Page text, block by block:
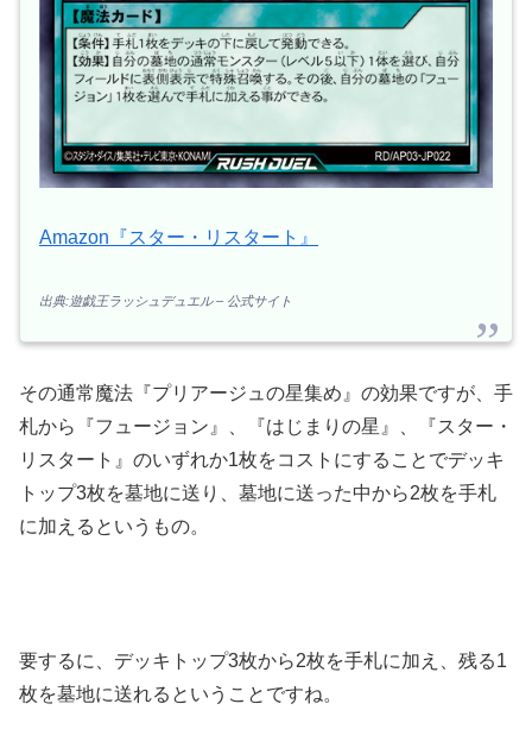
Amazon『スター・リスタート』
出典:遊戯王ラッシュデュエル – 公式サイト
その通常魔法『プリアージュの星集め』の効果ですが、手
札から『フュージョン』、『はじまりの星』、『スター・
リスタート』のいずれか1枚をコストにすることでデッキ
トップ3枚を墓地に送り、墓地に送った中から2枚を手札
に加えるというもの。
要するに、デッキトップ3枚から2枚を手札に加え、残る1
枚を墓地に送れるということですね。